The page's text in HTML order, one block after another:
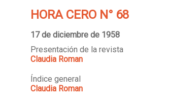
HORA CERO N° 68
17 de diciembre de 1958
Presentación de la revista
Claudia Roman
Índice general
Claudia Roman